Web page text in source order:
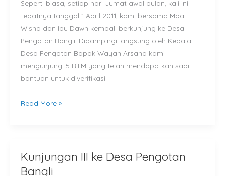
Seperti biasa, setiap hari Jumat awal bulan, kali ini
tepatnya tanggal 1 April 2011, kami bersama Mba
Wisna dan Ibu Dawn kembali berkunjung ke Desa
Pengotan Bangli. Didampingi langsung oleh Kepala
Desa Pengotan Bapak Wayan Arsana kami
mengunjungi 5 RTM yang telah mendapatkan sapi
bantuan untuk diverifikasi.
Bangli
Read More »
Kunjungan III ke Desa Pengotan
Bangli
Kunjungan
III